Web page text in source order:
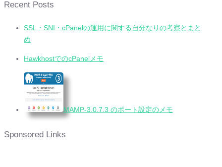
Recent Posts
SSL・SNI・cPanelの運用に関する自分なりの考察とまと
め
HawkhostでのcPanelメモ
MAMP-3.0.7.3 のポート設定のメモ
Sponsored Links